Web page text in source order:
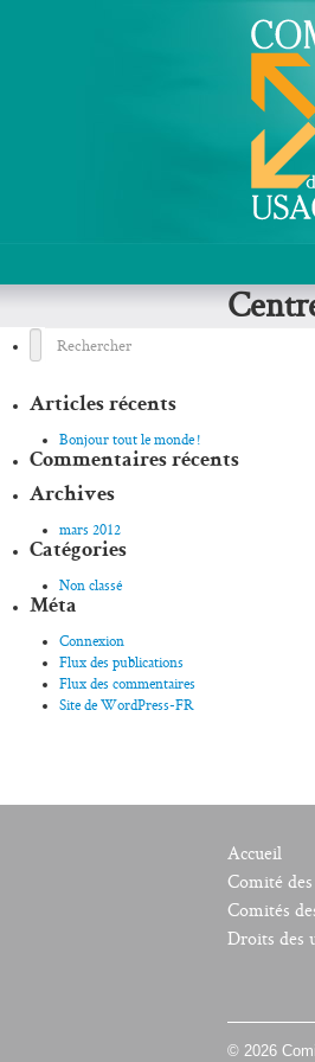
Articles récents
Bonjour tout le monde !
Commentaires récents
Archives
mars 2012
Catégories
Non classé
Méta
Connexion
Flux des publications
Flux des commentaires
Site de WordPress-FR
Accueil
Comité des
Comités
Droits des
© 2026